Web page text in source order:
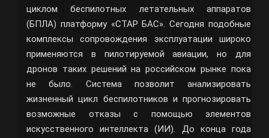
циклом беспилотных летательных аппаратов
(БПЛА) платформу «СТАР БАС». Сегодня подобные
комплексы сопровождения эксплуатации широко
применяются в пилотируемой авиации, но для
дронов таких решений на российском рынке пока
не было. Система позволит анализировать
жизненный цикл беспилотников и прогнозировать
возможные отказы с помощью элементов
искусственного интеллекта (ИИ). До конца года